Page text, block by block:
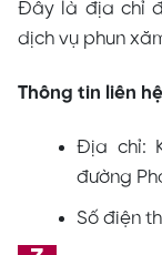
Đây là địa chỉ
dịch vụ phun
Thông tin liên
Địa chỉ:
đường
Số điện